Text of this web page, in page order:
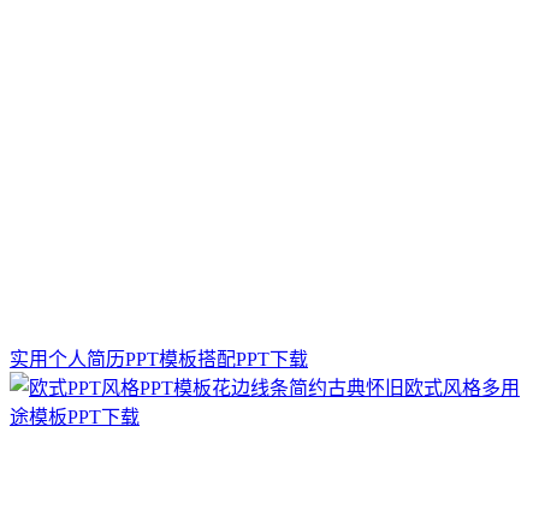
实用个人简历PPT模板搭配PPT下载